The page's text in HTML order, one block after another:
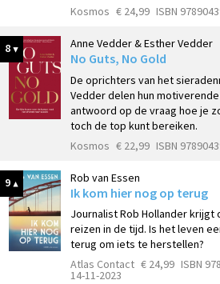
Kosmos € 24,99 ISBN
8 Anne Vedder & Esther Vedder
No Guts, No Gold
De oprichters van het
Vedder delen hun
antwoord op de vraag hoe je
toch de top kunt bereiken.
Kosmos € 22,99 ISBN
9 Rob van Essen
Ik kom hier nog op terug
Journalist Rob Hollander krijgt
reizen in de tijd. Is het leven
terug om iets te herstellen?
Atlas Contact € 24,99 ISBN
14-11-2023